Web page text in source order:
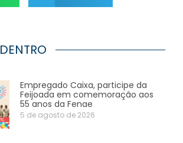
DENTRO
Empregado Caixa, participe da
Feijoada em comemoração aos
55 anos da Fenae
5 de agosto de 2026